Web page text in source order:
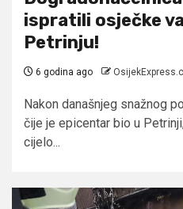
ispratili osječke
Petrinju!
6 godina ago
Nakon današnjeg snažnog
čije je epicentar bio u
cijelo...